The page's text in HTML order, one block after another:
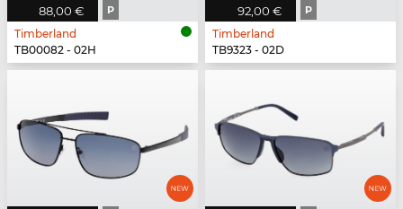
88,00 € P
Timberland
TB00082 - 02H
92,00 € P
Timberland
TB9323 - 02D